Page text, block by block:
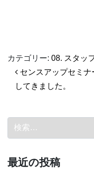
カテゴリー: 08. スタッ
投稿ナビゲー
センスアップセミナ
してきました。
検索:
最近の投稿